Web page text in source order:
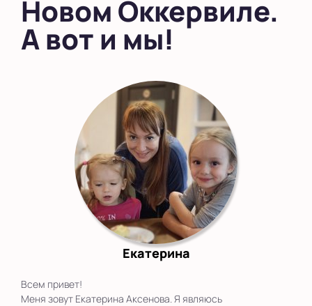
Новом Оккервиле.
А вот и мы!
Екатерина
Всем привет!
Меня зовут Екатерина Аксенова. Я являюсь